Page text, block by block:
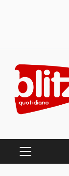
content
PRIMARY